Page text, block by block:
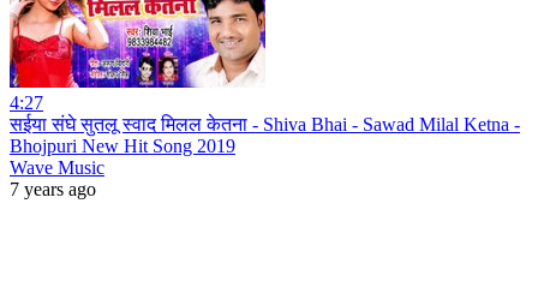
4:27
सईया संघे सुतलू स्वाद मिलल केतना - Shiva Bhai - Sawad Milal Ketna -
Bhojpuri New Hit Song 2019
Wave Music
7 years ago